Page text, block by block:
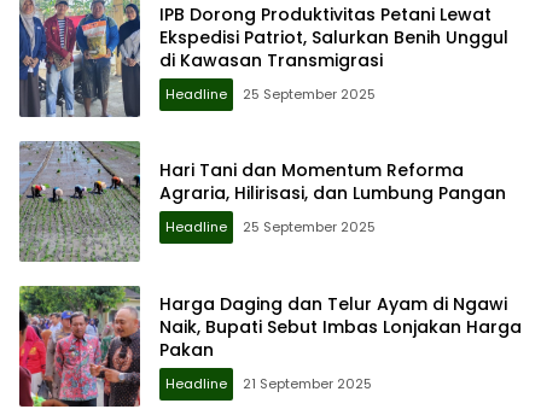
IPB Dorong Produktivitas Petani Lewat
Ekspedisi Patriot, Salurkan Benih Unggul
di Kawasan Transmigrasi
Headline 25 September 2025
Hari Tani dan Momentum Reforma
Agraria, Hilirisasi, dan Lumbung Pangan
Headline 25 September 2025
Harga Daging dan Telur Ayam di Ngawi
Naik, Bupati Sebut Imbas Lonjakan Harga
Pakan
Headline 21 September 2025